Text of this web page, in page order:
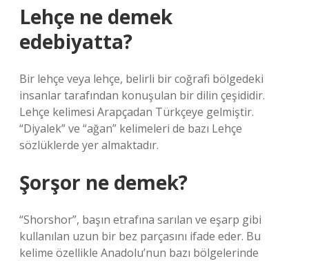
Lehçe ne demek
edebiyatta?
Bir lehçe veya lehçe, belirli bir coğrafi bölgedeki
insanlar tarafından konuşulan bir dilin çeşididir.
Lehçe kelimesi Arapçadan Türkçeye gelmiştir.
“Diyalek” ve “ağan” kelimeleri de bazı Lehçe
sözlüklerde yer almaktadır.
Şorşor ne demek?
“Shorshor”, başın etrafına sarılan ve eşarp gibi
kullanılan uzun bir bez parçasını ifade eder. Bu
kelime özellikle Anadolu’nun bazı bölgelerinde